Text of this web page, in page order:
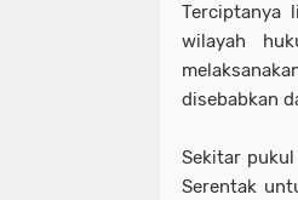
Terciptanya
wilayah
disebabkan
Sekitar pukul
Serentak